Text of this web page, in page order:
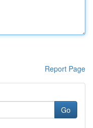
Report Page
Go